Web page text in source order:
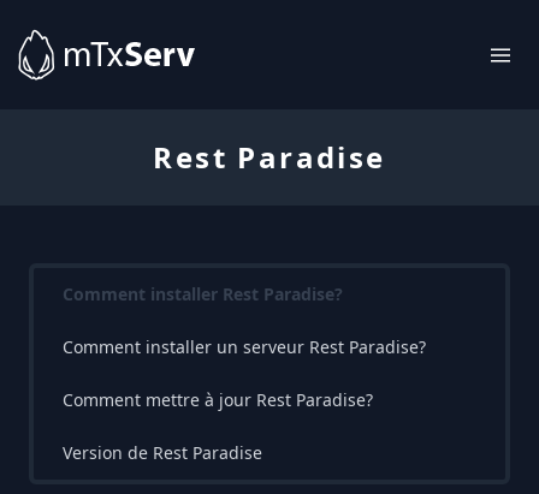
Rest Paradise
Comment installer Rest Paradise?
Comment installer un serveur Rest Paradise?
Comment mettre à jour Rest Paradise?
Version de Rest Paradise